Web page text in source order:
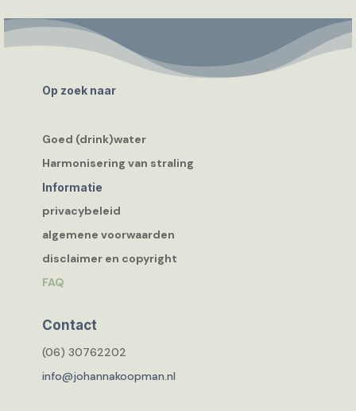
Op zoek naar
Goed (drink)water
Harmonisering van straling
Informatie
privacybeleid
algemene voorwaarden
disclaimer en copyright
FAQ
Contact
(06) 30762202
info@johannakoopman.nl